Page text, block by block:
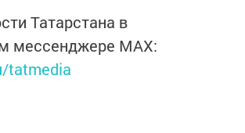
Татарстана в
мессенджере MАХ:
tatmedia